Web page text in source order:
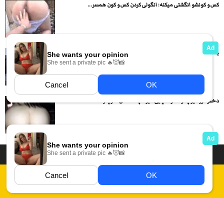
کس و کونشو انگشتی میکنه: انگولی کردن کس و کون همسر...
با اندام دختره بازی میکنه بعد داگی از کنار شورت میکنه
دختره رو کیر پسره داره لاپایی میره چه صدای شارپ و...
دسته بندی فیلم های سکسی
داستان سکسی ایرانی
عکس سکسی ایرانی
فیلم های سکسی زهرا قوانین Report Abuse